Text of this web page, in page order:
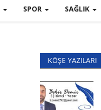
SPOR SAĞLIK
KÖŞE YAZILARI